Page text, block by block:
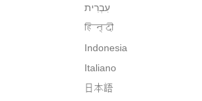
हिन्दी
Indonesia
Italiano
日本語